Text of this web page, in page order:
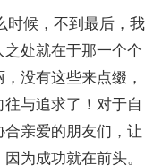
候，不到最后，我
处就在于那一个个
没有这些来点缀，
与追求了！对于自
亲爱的朋友们，让
为成功就在前头。